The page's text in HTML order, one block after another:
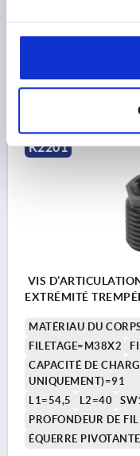
Référence:K2201.3016
73,81 $
hors TVA
K2201
VIS
EXTRÉMITÉ
MATÉRIAU DU
FILETAGE=M38X2
CAPACITÉ DE
UNIQUEMENT)=91
L1=54,5
L2=40
PROFONDEUR DE
ÉQUERRE